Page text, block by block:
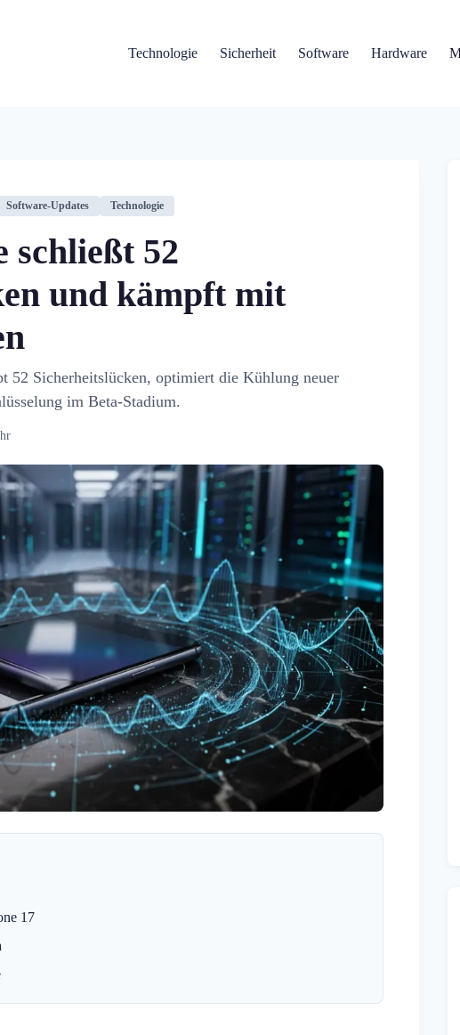
Technologie
Sicherheit Software Hardware
Software-Updates Technologie
schließt 52
und kämpft mit
52 Sicherheitslücken, optimiert die Kühlung neuer
im Beta-Stadium.
17